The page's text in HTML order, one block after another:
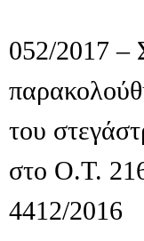
052/2017 –
του
στο Ο.Τ.
4412/2016